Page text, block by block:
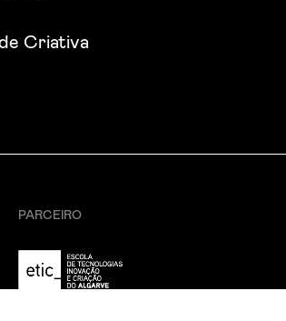
Criativa
PARCEIRO